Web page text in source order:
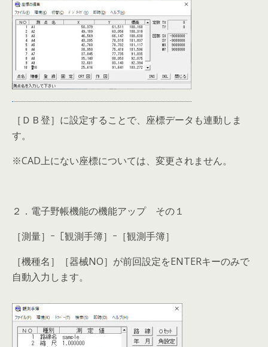
［ＤＢ登］に設定することで、座標データも連動しま
す。
※CAD上にない座標については、変更されません。
２．電子野帳機能の機能アップ その１
［測量］ｰ［観測手簿］ｰ［観測手簿］
［機種名］［器械NO］が前回設定をENTERキーのみで
自動入力します。